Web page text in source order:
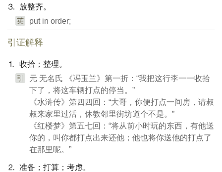
⒊ 放整齐。
英 put in order;
引证解释
⒈ 收拾；整理。
引
元 无名氏 《冯玉兰》第一折：“我把这行李一一收拾
下了，将这车辆打点的停当。”
《水浒传》第四四回：“大哥，你便打点一间房，请叔
叔来家里过活，休教邻里街坊道个不是。”
《红楼梦》第五七回：“将从前小时玩的东西，有他送
你的，叫你都打点出来还他；他也将你送他的打点了
在那里呢。”
⒉ 准备；打算；考虑。